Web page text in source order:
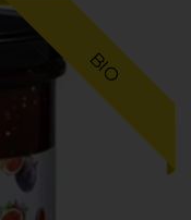
BIO